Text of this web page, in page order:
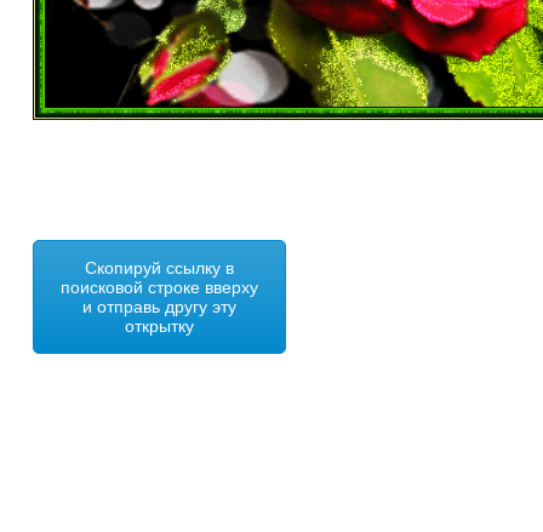
Скопируй ссылку в
поисковой строке вверху
и отправь другу эту
открытку